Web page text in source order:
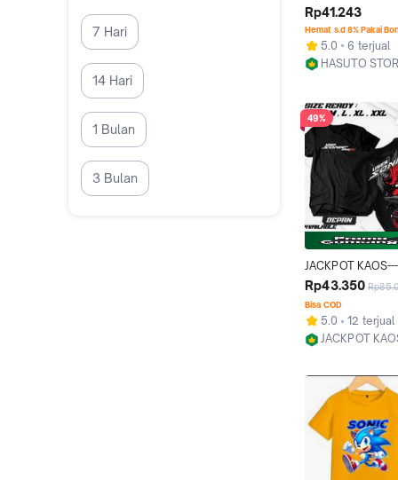
7 Hari
14 Hari
1 Bulan
3 Bulan
& Perempuan
Soft Adem 6
sonic 3
Rp41.243
Hemat s.d 8% Pakai
5.0
6 terjual
HASUTO
49%
JACKPOT
Distro Motif
150R Kaos
KOMUNITAS
Terbaru Baju pria
tersedia 12
Rp43.350
Bisa COD
5.0
12 terjual
JACKPOT